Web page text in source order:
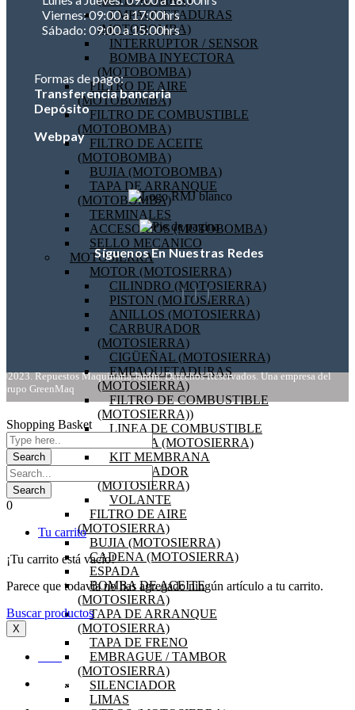
EMPAQUETADURAS
(MOTOBOMBA)
INTERRUPTOR / SENSOR
BOMBA INYECTORA
(MOTOBOMBA)
FILTRO DE AIRE
(MOTOBOMBA)
FILTRO DE COMBUSTIBLE
(MOTOBOMBA)
FILTRO DE ACEITE
(MOTOBOMBA)
BUJIA (MOTOBOMBA)
TAPA DE ARRANQUE
(MOTOBOMBA)
TERMINALES
ACCESORIOS (MOTOBOMBA)
SELLO MECANICO
MOTOSIERRA
MOTOR (MOTOSIERRA)
CILINDRO (MOTOSIERRA)
PISTON (MOTOSIERRA)
ANILLOS (MOTOSIERRA)
CARBURADOR
(MOTOSIERRA)
CIGÜEÑAL (MOTOSIERRA)
EMPAQUETADURAS
(MOTOSIERRA)
FILTRO DE COMBUSTIBLE
(MOTOSIERRA))
LINEA DE COMBUSTIBLE
BOBINA (MOTOSIERRA)
KIT MEMBRANA
CARBURADOR
(MOTOSIERRA)
VOLANTE
FILTRO DE AIRE
(MOTOSIERRA)
BUJIA (MOTOSIERRA)
CADENA (MOTOSIERRA)
ESPADA
BOMBA DE ACEITE
(MOTOSIERRA)
TAPA DE ARRANQUE
(MOTOSIERRA)
TAPA DE FRENO
EMBRAGUE / TAMBOR
(MOTOSIERRA)
SILENCIADOR
LIMAS
Viernes: 09:00 a 17:00hrs
Sábado: 09:00 a 15:00hrs
Formas de pago:
Transferencia bancaria
Depósito
Webpay
Síguenos En Nuestras Redes
©2023. Repuestos Maquinaria Jardín. Derechos Reservados. Una empresa del
Grupo GreenMaq
Shopping Basket
0
Tu carrito
¡Tu carrito está vacío!
Parece que todavía no has agregado ningún artículo a tu carrito.
Buscar productos
X
OFERTAS